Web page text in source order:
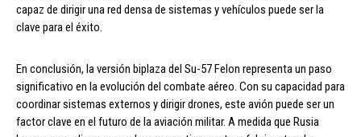
capaz de dirigir una red densa de sistemas y vehículos puede ser la
clave para el éxito.
En conclusión, la versión biplaza del Su-57 Felon representa un paso
significativo en la evolución del combate aéreo. Con su capacidad para
coordinar sistemas externos y dirigir drones, este avión puede ser un
factor clave en el futuro de la aviación militar. A medida que Rusia